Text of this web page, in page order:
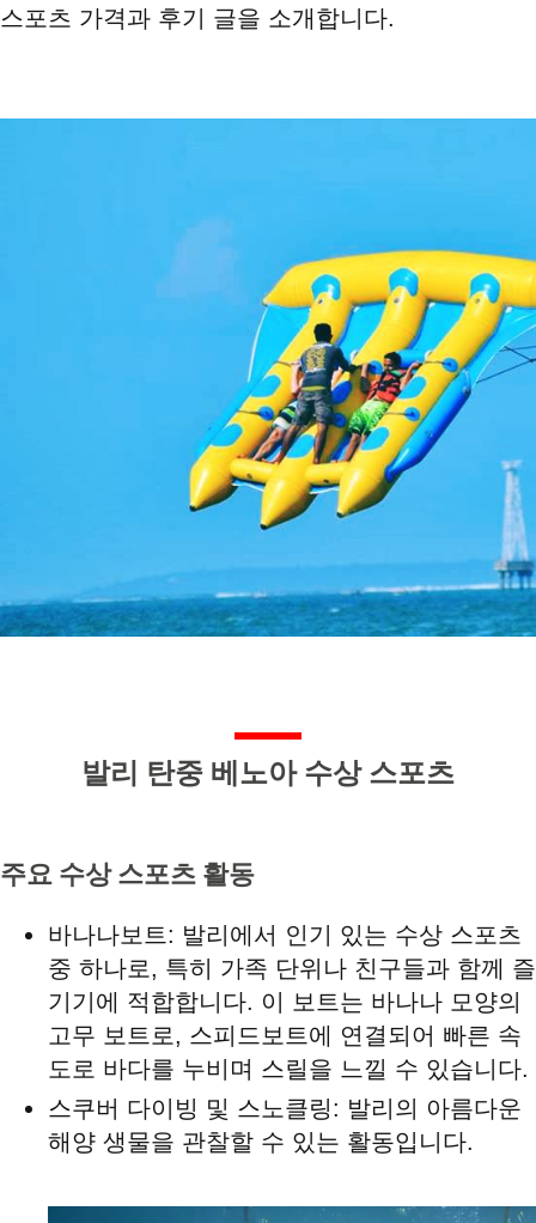
스포츠 가격과 후기 글을 소개합니다.
발리 탄중 베노아 수상 스포츠
주요 수상 스포츠 활동
바나나보트: 발리에서 인기 있는 수상 스포츠
중 하나로, 특히 가족 단위나 친구들과 함께 즐
기기에 적합합니다. 이 보트는 바나나 모양의
고무 보트로, 스피드보트에 연결되어 빠른 속
도로 바다를 누비며 스릴을 느낄 수 있습니다.
스쿠버 다이빙 및 스노클링: 발리의 아름다운
해양 생물을 관찰할 수 있는 활동입니다.